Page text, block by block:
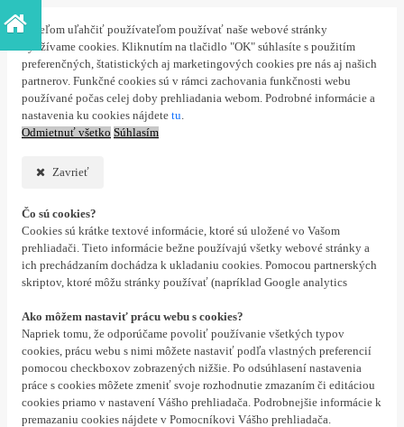
S cieľom uľahčiť používateľom používať naše webové stránky
využívame cookies. Kliknutím na tlačidlo "OK" súhlasíte s použitím
preferenčných, štatistických aj marketingových cookies pre nás aj našich
partnerov. Funkčné cookies sú v rámci zachovania funkčnosti webu
používané počas celej doby prehliadania webom. Podrobné informácie a
nastavenia ku cookies nájdete tu.
Odmietnuť všetko Súhlasím
Zavrieť
Čo sú cookies?
Cookies sú krátke textové informácie, ktoré sú uložené vo Vašom
prehliadači. Tieto informácie bežne používajú všetky webové stránky a
ich prechádzaním dochádza k ukladaniu cookies. Pomocou partnerských
skriptov, ktoré môžu stránky používať (napríklad Google analytics
Ako môžem nastaviť prácu webu s cookies?
Napriek tomu, že odporúčame povoliť používanie všetkých typov
cookies, prácu webu s nimi môžete nastaviť podľa vlastných preferencií
pomocou checkboxov zobrazených nižšie. Po odsúhlasení nastavenia
práce s cookies môžete zmeniť svoje rozhodnutie zmazaním či editáciou
cookies priamo v nastavení Vášho prehliadača. Podrobnejšie informácie k
premazaniu cookies nájdete v Pomocníkovi Vášho prehliadača.